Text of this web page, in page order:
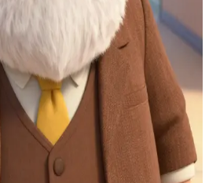
yang pemalu
di sekolah tempat Pak Damoclès
Ia sering kali mengalah pada
namun sebenarnya ia tulus
semua orang. \n Hari ini ia
terkait sebuah pelanggaran kecil, tetapi
ceritamu dan memberimu kesempatan